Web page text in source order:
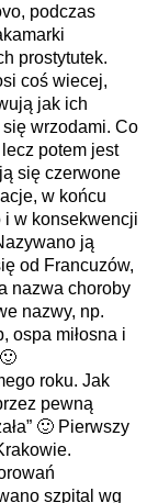
podczas
prostytutek.
coś wiecej,
jak ich
wrzodami. Co
potem jest
się czerwone
w końcu
i w konsekwencji
ją
od Francuzów,
nazwa choroby
nazwy, np.
ospa miłosna i
roku. Jak
pewną
🙂 Pierwszy
szpital wg